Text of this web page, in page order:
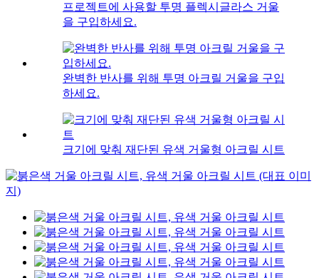
프로젝트에 사용할 투명 플렉시글라스 거울
을 구입하세요.
완벽한 반사를 위해 투명 아크릴 거울을 구입
하세요.
크기에 맞춰 재단된 유색 거울형 아크릴 시트